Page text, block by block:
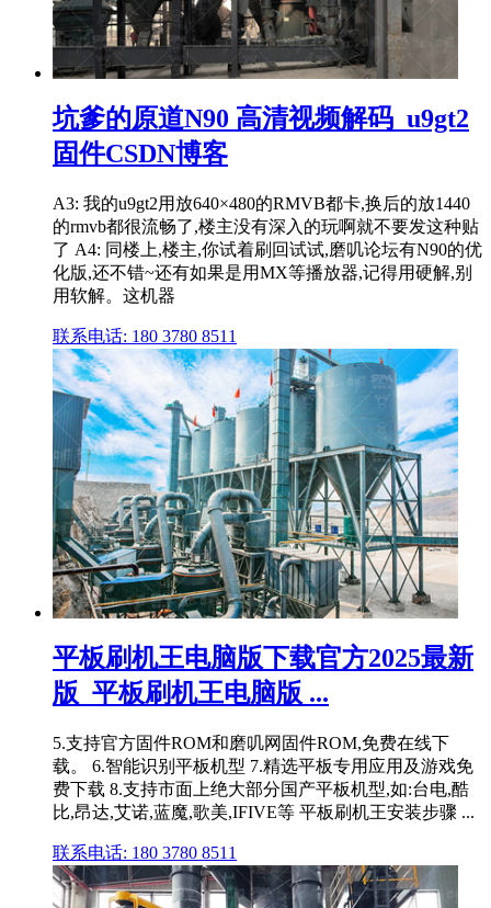
坑爹的原道N90 高清视频解码_u9gt2
固件CSDN博客
A3: 我的u9gt2用放640×480的RMVB都卡,换后的放1440
的rmvb都很流畅了,楼主没有深入的玩啊就不要发这种贴
了 A4: 同楼上,楼主,你试着刷回试试,磨叽论坛有N90的优
化版,还不错~还有如果是用MX等播放器,记得用硬解,别
用软解。这机器
联系电话: 180 3780 8511
平板刷机王电脑版下载官方2025最新
版_平板刷机王电脑版 ...
5.支持官方固件ROM和磨叽网固件ROM,免费在线下
载。 6.智能识别平板机型 7.精选平板专用应用及游戏免
费下载 8.支持市面上绝大部分国产平板机型,如:台电,酷
比,昂达,艾诺,蓝魔,歌美,IFIVE等 平板刷机王安装步骤 ...
联系电话: 180 3780 8511